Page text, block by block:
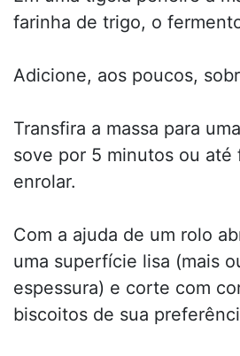
farinha de trigo, o
Adicione, aos poucos,
Transfira a massa para
sove por 5 minutos ou até
enrolar.
Com a ajuda de um rolo
uma superfície lisa (mais
espessura) e corte com
biscoitos de sua